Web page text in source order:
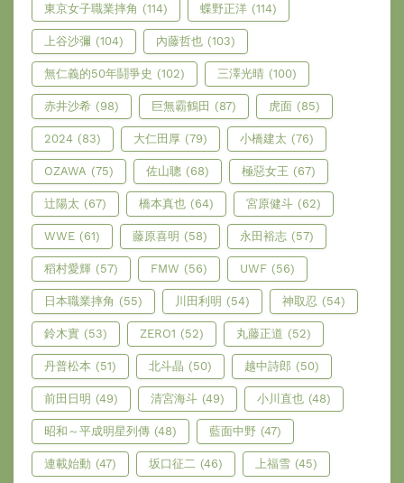
東京女子職業摔角 (114) 蝶野正洋 (114)
上谷沙彌 (104) 內藤哲也 (103)
無仁義的50年鬪爭史 (102) 三澤光晴 (100)
赤井沙希 (98) 巨無霸鶴田 (87) 虎面 (85)
2024 (83) 大仁田厚 (79) 小橋建太 (76)
OZAWA (75) 佐山聰 (68) 極惡女王 (67)
辻陽太 (67) 橋本真也 (64) 宮原健斗 (62)
WWE (61) 藤原喜明 (58) 永田裕志 (57)
稻村愛輝 (57) FMW (56) UWF (56)
日本職業摔角 (55) 川田利明 (54) 神取忍 (54)
鈴木實 (53) ZERO1 (52) 丸藤正道 (52)
丹普松本 (51) 北斗晶 (50) 越中詩郎 (50)
前田日明 (49) 清宮海斗 (49) 小川直也 (48)
昭和～平成明星列傳 (48) 藍面中野 (47)
連載始動 (47) 坂口征二 (46) 上福雪 (45)